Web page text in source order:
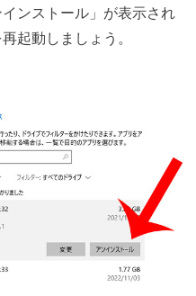
ンストール」が表示され
起動しましょう。